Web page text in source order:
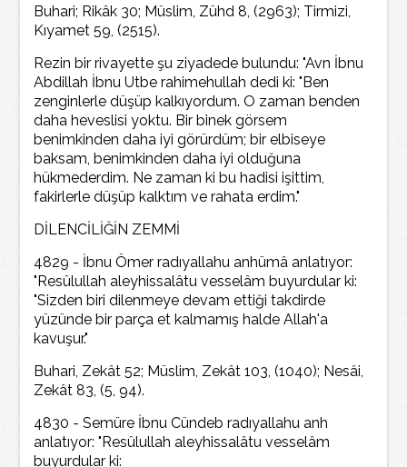
Buhari; Rikâk 30; Müslim, Zühd 8, (2963); Tirmizi,
Kıyamet 59, (2515).
Rezin bir rivayette şu ziyadede bulundu: "Avn İbnu
Abdillah İbnu Utbe rahimehullah dedi ki: "Ben
zenginlerle düşüp kalkıyordum. O zaman benden
daha heveslisi yoktu. Bir binek görsem
benimkinden daha iyi görürdüm; bir elbiseye
baksam, benimkinden daha iyi olduğuna
hükmederdim. Ne zaman ki bu hadisi işittim,
fakirlerle düşüp kalktım ve rahata erdim."
DİLENCİLİĞİN ZEMMİ
4829 - İbnu Ömer radıyallahu anhümâ anlatıyor:
"Resûlullah aleyhissalâtu vesselâm buyurdular ki:
"Sizden biri dilenmeye devam ettiği takdirde
yüzünde bir parça et kalmamış halde Allah'a
kavuşur."
Buhari, Zekât 52; Müslim, Zekât 103, (1040); Nesâi,
Zekât 83, (5, 94).
4830 - Semüre İbnu Cündeb radıyallahu anh
anlatıyor: "Resûlullah aleyhissalâtu vesselâm
buyurdular ki: